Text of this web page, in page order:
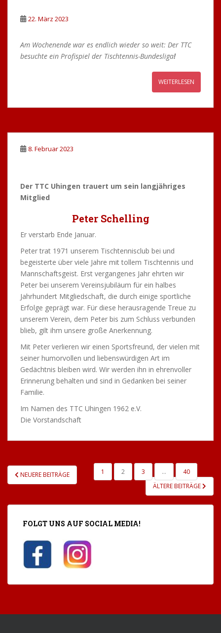
22. März 2023
Am Wochenende war es endlich wieder so weit: Der TTC
besuchte ein Profispiel der Tischtennis-Bundesliga!
WEITERLESEN
8. Februar 2023
Der TTC Uhingen trauert um sein langjähriges
Mitglied
Peter Schelling
Er verstarb Ende Januar.
Peter trat 1971 unserem Tischtennisclub bei und
begeisterte über viele Jahre mit tollem Tischtennis und
Mannschaftsgeist. Erst vergangenes Jahr ehrten wir
Peter bei unserem Vereinsjubiläum für ein halbes
Jahrhundert Mitgliedschaft, die durch einige sportliche
Erfolge geprägt war. Für diese herausragende Treue zu
unserem Verein, dem Peter bis zum Schluss verbunden
blieb, gilt ihm unsere große Anerkennung.
Mit Peter verlieren wir einen Sportsfreund, der vielen mit
seiner humorvollen und liebenswürdigen Art im
Gedächtnis bleiben wird. Wir werden ihn in ehrenvoller
Erinnerung behalten und sind in Gedanken bei seiner
Familie.
Im Namen des TTC Uhingen 1962 e.V.
Die Vorstandschaft
SEITENNUMMERIERUNG
DER
NEUERE BEITRÄGE 1 2 3 …
40
ÄLTERE BEITRÄGE
FOLGT UNS AUF SOCIAL MEDIA!